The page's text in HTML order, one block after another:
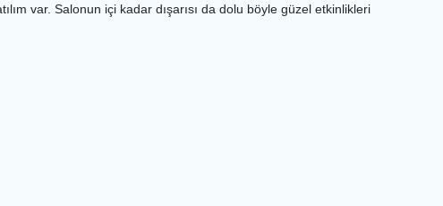
var. Salonun içi kadar dışarısı da dolu böyle güzel etkinlikleri